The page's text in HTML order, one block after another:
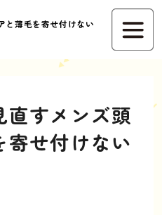
と薄毛を寄せ付けない
直すメンズ頭
寄せ付けない